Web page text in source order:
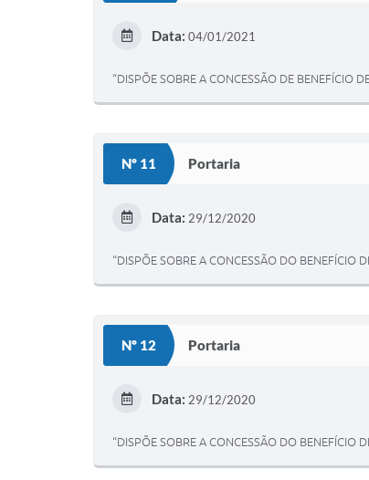
Data: 04/01/2021
“DISPÕE SOBRE A CONCESSÃO DE BENEFÍCIO
Nº 11 Portaria
Data: 29/12/2020
“DISPÕE SOBRE A CONCESSÃO DO BENEFÍCIO
Nº 12 Portaria
Data: 29/12/2020
“DISPÕE SOBRE A CONCESSÃO DO BENEFÍCIO